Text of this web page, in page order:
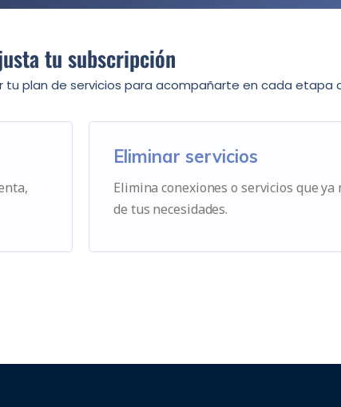
tu subscripción
plan de servicios para acompañarte en cada etapa
Eliminar servicios
Elimina conexiones o servicios que ya
de tus necesidades.